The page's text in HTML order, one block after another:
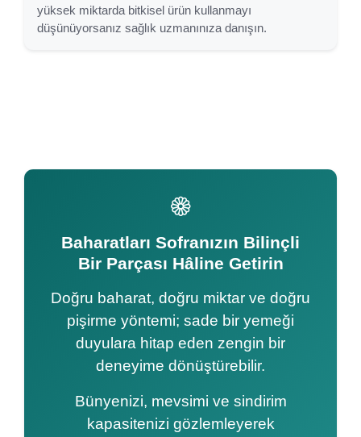
yüksek miktarda bitkisel ürün kullanmayı
düşünüyorsanız sağlık uzmanınıza danışın.
Baharatları Sofranızın Bilinçli
Bir Parçası Hâline Getirin
Doğru baharat, doğru miktar ve doğru
pişirme yöntemi; sade bir yemeği
duyulara hitap eden zengin bir
deneyime dönüştürebilir.
Bünyenizi, mevsimi ve sindirim
kapasitenizi gözlemleyerek